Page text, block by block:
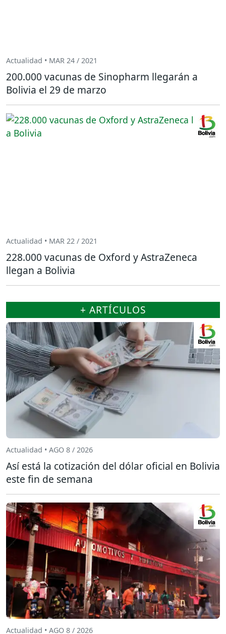
Actualidad • MAR 24 / 2021
200.000 vacunas de Sinopharm llegarán a
Bolivia el 29 de marzo
Actualidad • MAR 22 / 2021
228.000 vacunas de Oxford y AstraZeneca
llegan a Bolivia
+ ARTÍCULOS
Actualidad • AGO 8 / 2026
Así está la cotización del dólar oficial en Bolivia
este fin de semana
Actualidad • AGO 8 / 2026